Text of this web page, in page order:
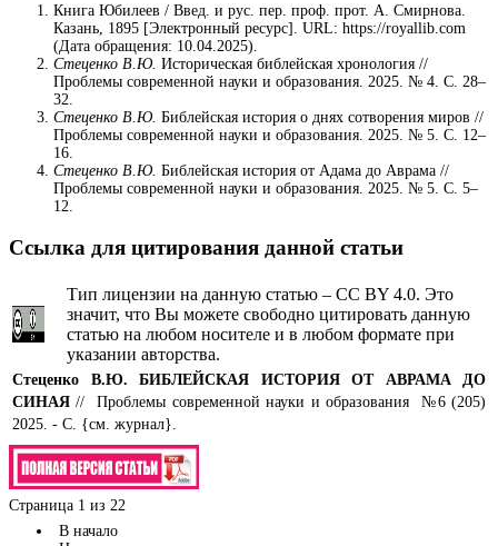
Книга Юбилеев / Введ. и рус. пер. проф. прот. А. Смирнова.
Казань, 1895 [Электронный ресурс]. URL: https://royallib.com
(Дата обращения: 10.04.2025).
Стеценко В.Ю. Историческая библейская хронология //
Проблемы современной науки и образования. 2025. № 4. С. 28–
32.
Стеценко В.Ю. Библейская история о днях сотворения миров //
Проблемы современной науки и образования. 2025. № 5. С. 12–
16.
Стеценко В.Ю. Библейская история от Адама до Аврама //
Проблемы современной науки и образования. 2025. № 5. С. 5–
12.
Ссылка для цитирования данной статьи
Тип лицензии на данную статью – CC BY 4.0. Это
значит, что Вы можете свободно цитировать данную
статью на любом носителе и в любом формате при
указании авторства.
Стеценко В.Ю.
БИБЛЕЙСКАЯ ИСТОРИЯ ОТ АВРАМА ДО
СИНАЯ // Проблемы современной науки и образования №6 (205)
2025. - С. {см. журнал}.
Страница 1 из 22
В начало